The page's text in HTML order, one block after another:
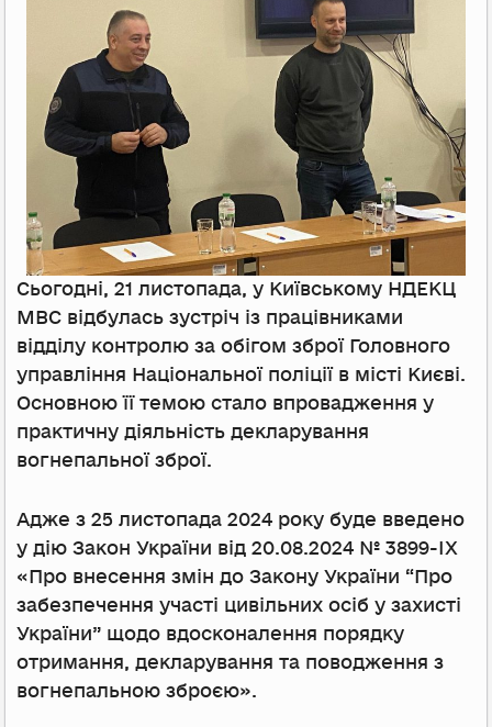
Сьогодні, 21 листопада, у Київському НДЕКЦ
МВС відбулась зустріч із працівниками
відділу контролю за обігом зброї Головного
управління Національної поліції в місті Києві.
Основною її темою стало впровадження у
практичну діяльність декларування
вогнепальної зброї.
Адже з 25 листопада 2024 року буде введено
у дію Закон України від 20.08.2024 № 3899-IX
«Про внесення змін до Закону України “Про
забезпечення участі цивільних осіб у захисті
України” щодо вдосконалення порядку
отримання, декларування та поводження з
вогнепальною зброєю».